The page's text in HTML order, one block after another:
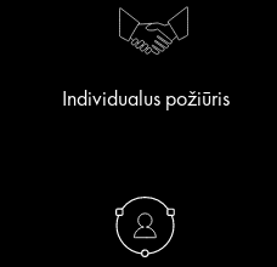
Individualus požiūris